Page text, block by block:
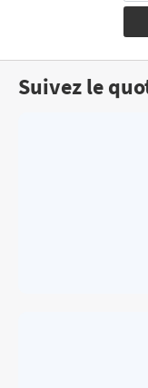
Suivez le